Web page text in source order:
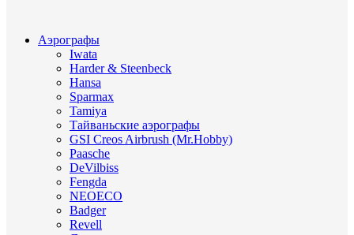
Аэрографы
Iwata
Harder & Steenbeck
Hansa
Sparmax
Tamiya
Тайваньские аэрографы
GSI Creos Airbrush (Mr.Hobby)
Paasche
DeVilbiss
Fengda
NEOECO
Badger
Revell